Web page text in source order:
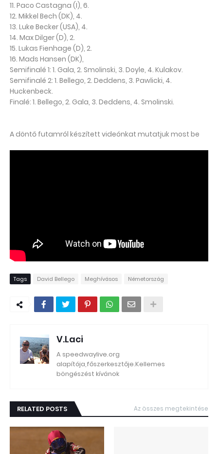
11. Paco Castagna (I), 6.
12. Mikkel Bech (DK), 4.
13. Luke Becker (USA), 4.
14. Max Dilger (D), 2.
15. Lukas Fienhage (D), 2.
16. Mads Hansen (DK),
Semifinalé 1: 1. Gala, 2. Smolinski, 3. Doyle, 4. Kulakov.
Semifinalé 2: 1. Bellego, 2. Deddens, 3. Pawlicki, 4.
Huckenbeck.
Finalé: 1. Bellego, 2. Gala, 3. Deddens, 4. Smolinski.
A döntő futamról készített videónkat mutatjuk most be
Tags David Bellego Meghívásos Németország
V.Laci
A speedwaylive.org
alapítója,főszerkesztője.Kellemes
böngészést kívánok
RELATED POSTS Az összes megtekintése